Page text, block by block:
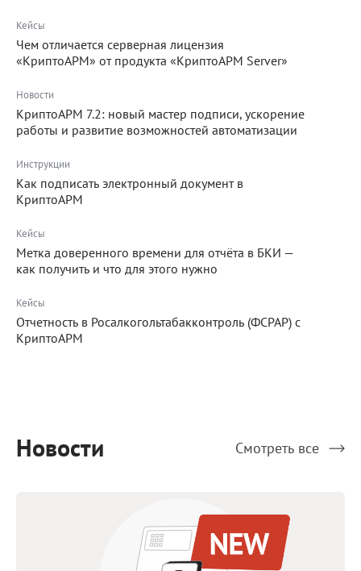
Кейсы
Чем отличается серверная лицензия
«КриптоАРМ» от продукта «КриптоАРМ Server»
Новости
КриптоАРМ 7.2: новый мастер подписи, ускорение
работы и развитие возможностей автоматизации
Инструкции
Как подписать электронный документ в
КриптоАРМ
Кейсы
Метка доверенного времени для отчёта в БКИ —
как получить и что для этого нужно
Кейсы
Отчетность в Росалкогольтабакконтроль (ФСРАР) с
КриптоАРМ
Новости Смотреть все